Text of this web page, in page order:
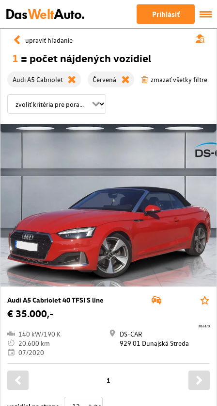
DasWeltAuto. Prihlásiť
upraviť hľadanie
1 = počet nájdených vozidiel
Audi A5 Cabriolet Červená zmazať všetky filtre
Audi A5 Cabriolet 40 TFSI S line
€ 35.000,-
140 kW/190 K
20.600 km
07/2020
DS-CAR
929 01 Dunajská Streda
8161/3
1